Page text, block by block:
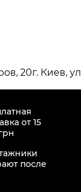
20г. Киев,
от 15
после